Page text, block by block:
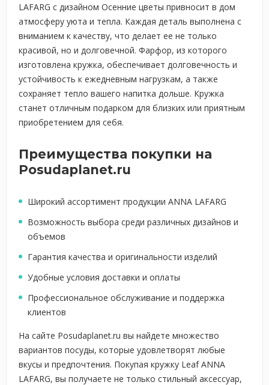
LAFARG с дизайном Осенние цветы привносит в дом
атмосферу уюта и тепла. Каждая деталь выполнена с
вниманием к качеству, что делает ее не только
красивой, но и долговечной. Фарфор, из которого
изготовлена кружка, обеспечивает долговечность и
устойчивость к ежедневным нагрузкам, а также
сохраняет тепло вашего напитка дольше. Кружка
станет отличным подарком для близких или приятным
приобретением для себя.
Преимущества покупки на
Posudaplanet.ru
Широкий ассортимент продукции ANNA LAFARG
Возможность выбора среди различных дизайнов и
объемов
Гарантия качества и оригинальности изделий
Удобные условия доставки и оплаты
Профессиональное обслуживание и поддержка
клиентов
На сайте Posudaplanet.ru вы найдете множество
вариантов посуды, которые удовлетворят любые
вкусы и предпочтения. Покупая кружку Leaf ANNA
LAFARG, вы получаете не только стильный аксессуар,